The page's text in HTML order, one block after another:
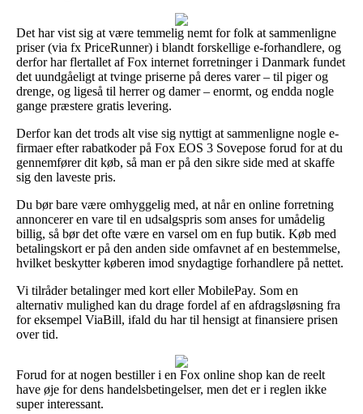
Det har vist sig at være temmelig nemt for folk at sammenligne
priser (via fx PriceRunner) i blandt forskellige e-forhandlere, og
derfor har flertallet af Fox internet forretninger i Danmark fundet
det uundgåeligt at tvinge priserne på deres varer – til piger og
drenge, og ligeså til herrer og damer – enormt, og endda nogle
gange præstere gratis levering.
Derfor kan det trods alt vise sig nyttigt at sammenligne nogle e-
firmaer efter rabatkoder på Fox EOS 3 Sovepose forud for at du
gennemfører dit køb, så man er på den sikre side med at skaffe
sig den laveste pris.
Du bør bare være omhyggelig med, at når en online forretning
annoncerer en vare til en udsalgspris som anses for umådelig
billig, så bør det ofte være en varsel om en fup butik. Køb med
betalingskort er på den anden side omfavnet af en bestemmelse,
hvilket beskytter køberen imod snydagtige forhandlere på nettet.
Vi tilråder betalinger med kort eller MobilePay. Som en
alternativ mulighed kan du drage fordel af en afdragsløsning fra
for eksempel ViaBill, ifald du har til hensigt at finansiere prisen
over tid.
Forud for at nogen bestiller i en Fox online shop kan de reelt
have øje for dens handelsbetingelser, men det er i reglen ikke
super interessant.